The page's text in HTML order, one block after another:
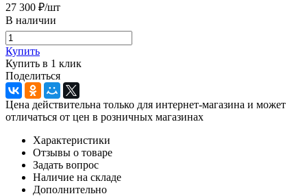
27 300 ₽/шт
В наличии
Купить
Купить в 1 клик
Поделиться
Цена действительна только для интернет-магазина и может
отличаться от цен в розничных магазинах
Характеристики
Отзывы о товаре
Задать вопрос
Наличие на складе
Дополнительно